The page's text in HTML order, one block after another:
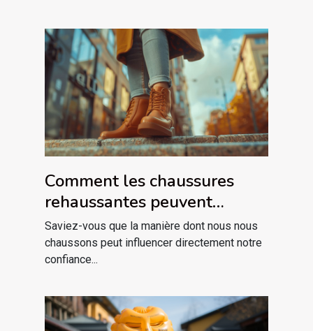
Comment les chaussures
rehaussantes peuvent
améliorer votre confiance en
vous
Saviez-vous que la manière dont nous nous
chaussons peut influencer directement notre
confiance...